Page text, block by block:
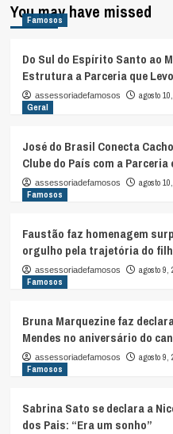
You may have missed
Famosos
Do Sul do Espírito Santo ao
Estrutura a Parceria que
assessoriadefamosos
agosto
Geral
José do Brasil Conecta
Clube do País com a
assessoriadefamosos
agosto
Famosos
Faustão faz homenagem
orgulho pela trajetória do
assessoriadefamosos
agosto 9,
Famosos
Bruna Marquezine faz
Mendes no aniversário do
assessoriadefamosos
agosto 9,
Famosos
Sabrina Sato se declara a
dos Pais: “Era um sonho”